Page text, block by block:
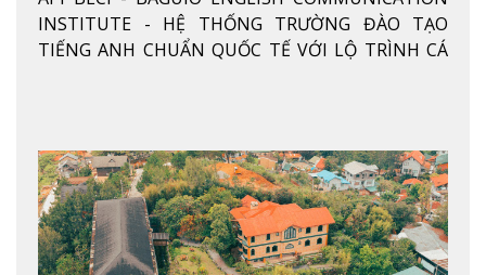
THỐNG TRƯỜNG ĐÀO TẠO TIẾNG
ANH CHUẨN QUỐC TẾ
INSTITUTE - HỆ THỐNG TRƯỜNG ĐÀO TẠO
TIẾNG ANH CHUẨN QUỐC TẾ VỚI LỘ TRÌNH CÁ